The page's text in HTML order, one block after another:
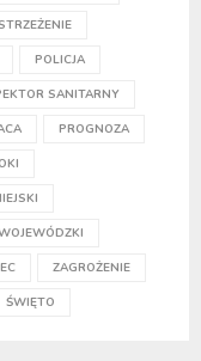
POLICJA
SANITARNY
PROGNOZA
ZAGROŻENIE
ŚWIĘTO